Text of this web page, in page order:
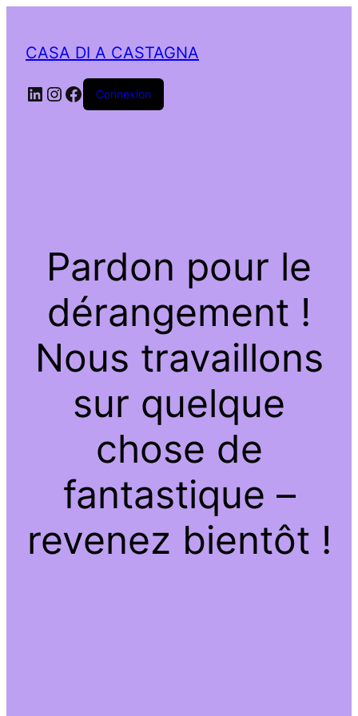
CASA DI A CASTAGNA
LinkedIn
Instagram
Facebook
Connexion
Pardon pour le
dérangement !
Nous travaillons
sur quelque
chose de
fantastique –
revenez bientôt !